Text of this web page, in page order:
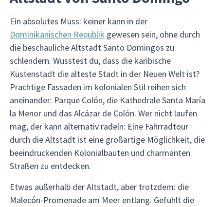
Ein absolutes Muss: keiner kann in der
Dominikanischen Republik gewesen sein, ohne durch
die beschauliche Altstadt Santo Domingos zu
schlendern. Wusstest du, dass die karibische
Küstenstadt die älteste Stadt in der Neuen Welt ist?
Prächtige Fassaden im kolonialen Stil reihen sich
aneinander: Parque Colón, die Kathedrale Santa María
la Menor und das Alcázar de Colón. Wer nicht laufen
mag, der kann alternativ radeln: Eine Fahrradtour
durch die Altstadt ist eine großartige Möglichkeit, die
beeindruckenden Kolonialbauten und charmanten
Straßen zu entdecken.
Etwas außerhalb der Altstadt, aber trotzdem: die
Malecón-Promenade am Meer entlang. Gefühlt die